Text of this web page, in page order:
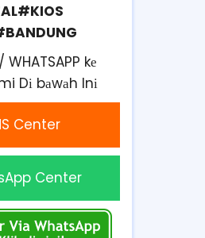
WHATSAPP kе
Dі bаwаh Inі
Center
Center